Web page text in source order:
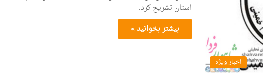
اخبار ویژه
استان تشریح کرد.
بیشتر بخوانید »